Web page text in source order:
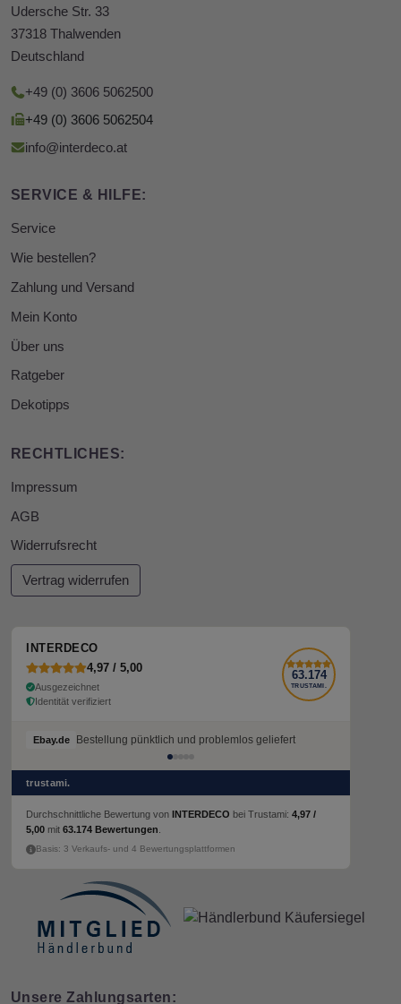
Udersche Str. 33
37318 Thalwenden
Deutschland
+49 (0) 3606 5062500
+49 (0) 3606 5062504
info@interdeco.at
SERVICE & HILFE:
Service
Wie bestellen?
Zahlung und Versand
Mein Konto
Über uns
Ratgeber
Dekotipps
RECHTLICHES:
Impressum
AGB
Widerrufsrecht
Vertrag widerrufen
INTERDECO
4,97 / 5,00
Ausgezeichnet
Identität verifiziert
63.174
TRUSTAMI.
Ebay.de Bestellung pünktlich und problemlos geliefert
trustami.
Durchschnittliche Bewertung von INTERDECO bei Trustami: 4,97 /
5,00 mit 63.174 Bewertungen
Basis: 3 Verkaufs- und 4 Bewertungsplattformen
Unsere Zahlungsarten: